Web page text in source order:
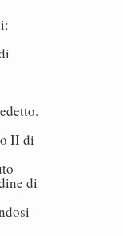
II di
di